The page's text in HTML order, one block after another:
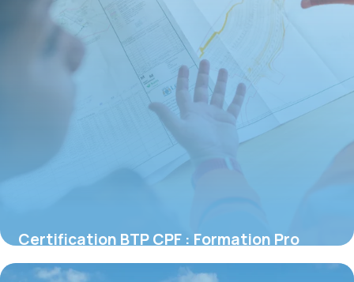
Certification BTP CPF : Formation Pro
Éligible